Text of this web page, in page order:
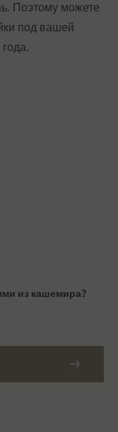
Поэтому можете
под вашей
из кашемира?